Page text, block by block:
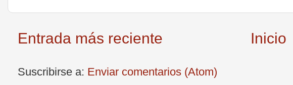
Entrada más reciente Inicio
Suscribirse a: Enviar comentarios (Atom)